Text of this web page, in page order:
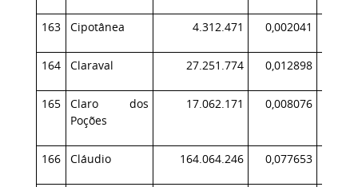
163 Cipotânea 4.312.471 0,002041
164 Claraval 27.251.774 0,012898
165
Claro dos
Poções
17.062.171 0,008076
166 Cláudio 164.064.246 0,077653